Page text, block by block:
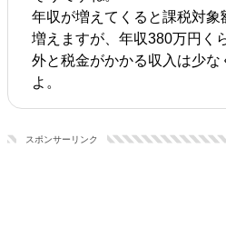
年収が増えてくると課税対象
増えますが、年収380万円く
外と税金がかかる収入は少な
よ。
スポンサーリンク